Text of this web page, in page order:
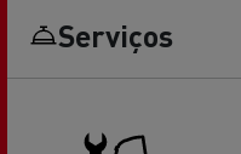
Serviços